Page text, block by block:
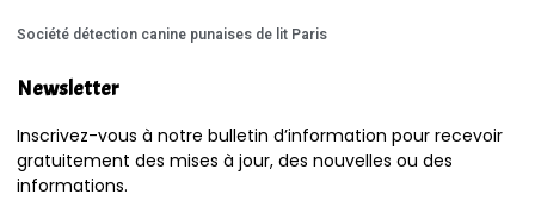
Société détection canine punaises de lit Paris
Newsletter
Inscrivez-vous à notre bulletin d’information pour recevoir
gratuitement des mises à jour, des nouvelles ou des
informations.